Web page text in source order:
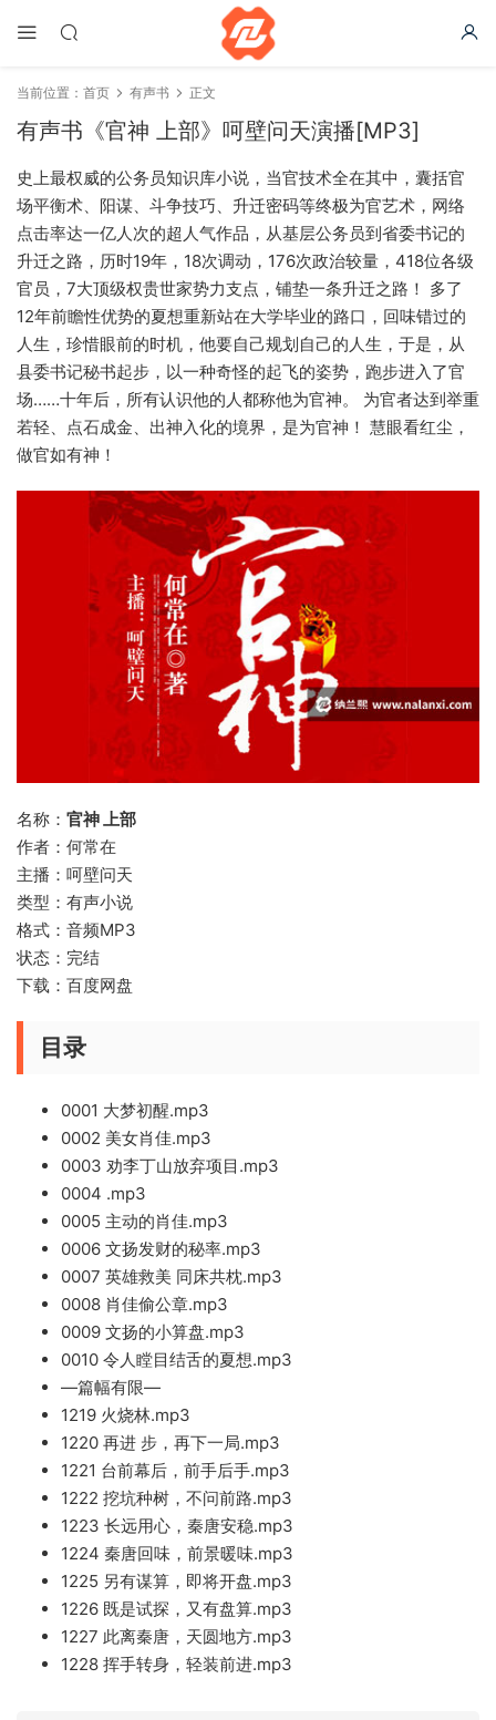
当前位置： 首页 有声书 正文
有声书《官神 上部》呵壁问天演播[MP3]
史上最权威的公务员知识库小说，当官技术全在其中，囊括官
场平衡术、阳谋、斗争技巧、升迁密码等终极为官艺术，网络
点击率达一亿人次的超人气作品，从基层公务员到省委书记的
升迁之路，历时19年，18次调动，176次政治较量，418位各级
官员，7大顶级权贵世家势力支点，铺垫一条升迁之路！ 多了
12年前瞻性优势的夏想重新站在大学毕业的路口，回味错过的
人生，珍惜眼前的时机，他要自己规划自己的人生，于是，从
县委书记秘书起步，以一种奇怪的起飞的姿势，跑步进入了官
场……十年后，所有认识他的人都称他为官神。 为官者达到举重
若轻、点石成金、出神入化的境界，是为官神！ 慧眼看红尘，
做官如有神！
名称： 官神 上部
作者：何常在
主播：呵壁问天
类型：有声小说
格式：音频MP3
状态：完结
下载：百度网盘
目录
0001 大梦初醒.mp3
0002 美女肖佳.mp3
0003 劝李丁山放弃项目.mp3
0004 .mp3
0005 主动的肖佳.mp3
0006 文扬发财的秘率.mp3
0007 英雄救美 同床共枕.mp3
0008 肖佳偷公章.mp3
0009 文扬的小算盘.mp3
0010 令人瞠目结舌的夏想.mp3
—篇幅有限—
1219 火烧林.mp3
1220 再进 步，再下一局.mp3
1221 台前幕后，前手后手.mp3
1222 挖坑种树，不问前路.mp3
1223 长远用心，秦唐安稳.mp3
1224 秦唐回味，前景暖味.mp3
1225 另有谋算，即将开盘.mp3
1226 既是试探，又有盘算.mp3
1227 此离秦唐，天圆地方.mp3
1228 挥手转身，轻装前进.mp3